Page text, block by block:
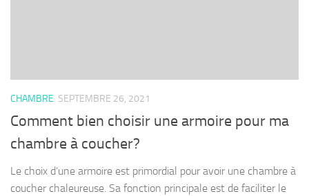
CHAMBRE SEPTEMBRE 26, 2021
Comment bien choisir une armoire pour ma
chambre à coucher?
Le choix d’une armoire est primordial pour avoir une chambre à
coucher chaleureuse. Sa fonction principale est de faciliter le